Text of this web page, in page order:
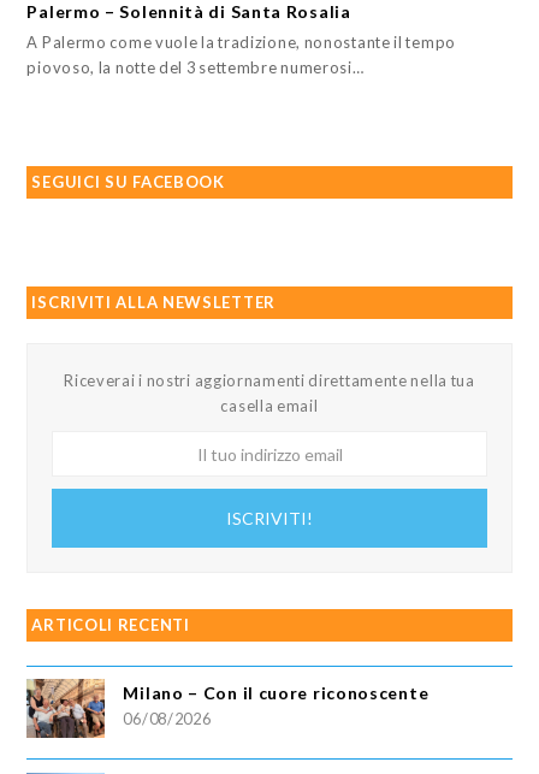
Palermo – Solennità di Santa Rosalia
A Palermo come vuole la tradizione, nonostante il tempo
piovoso, la notte del 3 settembre numerosi…
SEGUICI SU FACEBOOK
ISCRIVITI ALLA NEWSLETTER
Riceverai i nostri aggiornamenti direttamente nella tua
casella email
ISCRIVITI!
ARTICOLI RECENTI
Milano – Con il cuore riconoscente
06/08/2026